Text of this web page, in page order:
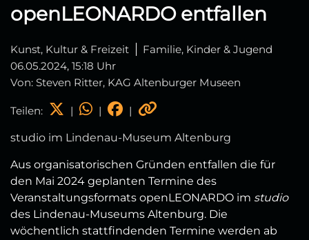
openLEONARDO entfallen
Kunst, Kultur & Freizeit
Familie, Kinder & Jugend
06.05.2024, 15:18 Uhr
Von: Steven Ritter, KAG Altenburger Museen
Teilen: | | |
studio im Lindenau-Museum Altenburg
Aus organisatorischen Gründen entfallen die für
den Mai 2024 geplanten Termine des
Veranstaltungsformats openLEONARDO im studio
des Lindenau-Museums Altenburg. Die
wöchentlich stattfindenden Termine werden ab